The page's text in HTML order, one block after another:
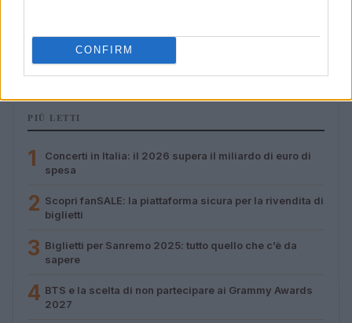
CONFIRM
dinamica e ritualità
Letizia Fontana · 5 Ago 2026
PIÙ LETTI
1
Concerti in Italia: il 2026 supera il miliardo di euro di
spesa
2 Scopri fanSALE: la piattaforma sicura per la rivendita di
biglietti
3 Biglietti per Sanremo 2025: tutto quello che c’è da
sapere
4 BTS e la scelta di non partecipare ai Grammy Awards
2027